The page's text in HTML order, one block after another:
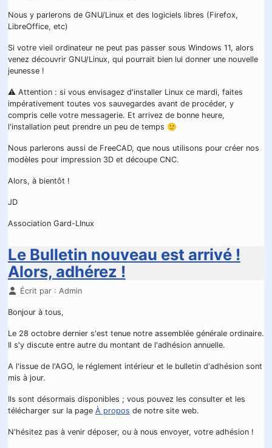
Nous y parlerons de GNU/Linux et des logiciels libres (Firefox,
LibreOffice, etc)
Si votre vieil ordinateur ne peut pas passer sous Windows 11, alors
venez découvrir GNU/Linux, qui pourrait bien lui donner une nouvelle
jeunesse !
⚠️ Attention : si vous envisagez d'installer Linux ce mardi, faites
impérativement toutes vos sauvegardes avant de procéder, y
compris celle votre messagerie. Et arrivez de bonne heure,
l'installation peut prendre un peu de temps 🙂
Nous parlerons aussi de FreeCAD, que nous utilisons pour créer nos
modèles pour impression 3D et découpe CNC.
Alors, à bientôt !
JD
Association Gard-LInux
Le Bulletin nouveau est arrivé !
Alors, adhérez !
DétailsÉcrit par : Admin
Bonjour à tous,
Le 28 octobre dernier s'est tenue notre assemblée générale ordinaire.
Il s'y discute entre autre du montant de l'adhésion annuelle.
A l'issue de l'AGO, le réglement intérieur et le bulletin d'adhésion sont
mis à jour.
Ils sont désormais disponibles ; vous pouvez les consulter et les
télécharger sur la page À propos de notre site web.
N'hésitez pas à venir déposer, ou à nous envoyer, votre adhésion !